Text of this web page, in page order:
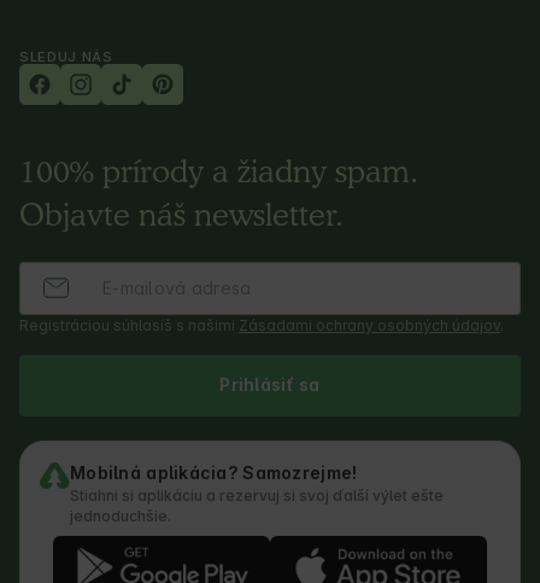
SLEDUJ NÁS
100% prírody a žiadny spam.
Objavte náš newsletter.
Registráciou súhlasíš s našimi Zásadami ochrany osobných údajov
Prihlásiť sa
Mobilná aplikácia? Samozrejme!
Stiahni si aplikáciu a rezervuj si svoj ďalší výlet ešte
jednoduchšie.